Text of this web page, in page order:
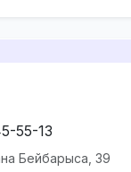
55-13
Бейбарыса, 39